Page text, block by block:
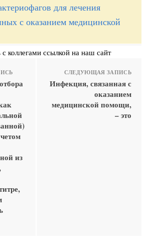
для лечения
с оказанием медицинской
коллегами ссылкой на наш сайт
из
СЛЕДУЮЩАЯ ЗАПИСЬ
Инфекция, связанная с
оказанием
медицинской помощи,
– это